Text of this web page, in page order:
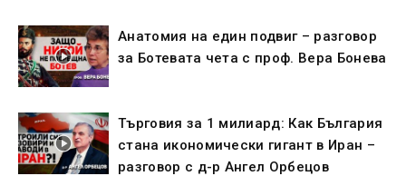
Анатомия на един подвиг – разговор
за Ботевата чета с проф. Вера Бонева
Търговия за 1 милиард: Как България
стана икономически гигант в Иран –
разговор с д-р Ангел Орбецов